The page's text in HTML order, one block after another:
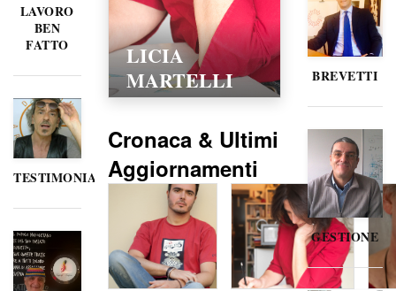
LAVORO
BEN
FATTO
TESTIMONIANZE
LICIA
MARTELLI
Cronaca & Ultimi
Aggiornamenti
BREVETTI
GESTIONE